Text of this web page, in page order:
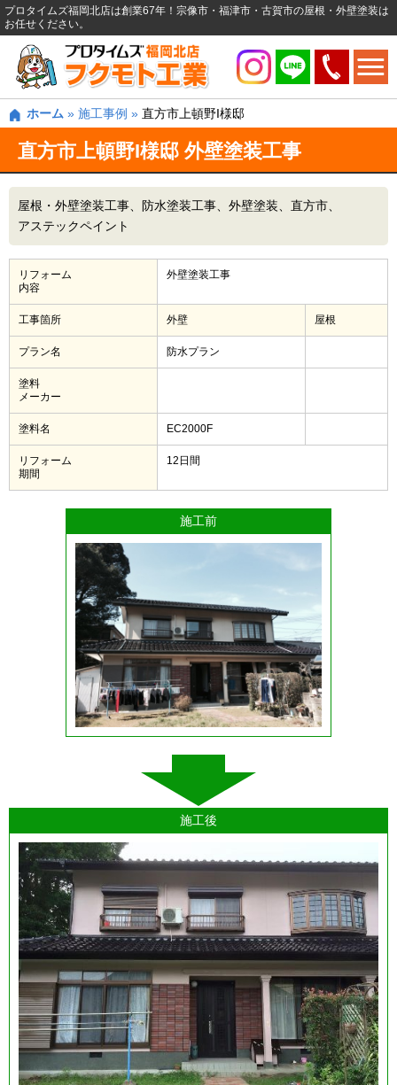
プロタイムズ福岡北店は創業67年！宗像市・福津市・古賀市の屋根・外壁塗装は
お任せください。
ホーム » 施工事例 » 直方市上頓野I様邸
直方市上頓野I様邸 外壁塗装工事
屋根・外壁塗装工事 防水塗装工事 外壁塗装
直方市
アステックペイント
リフォーム
内容
外壁塗装工事
工事箇所 外壁 屋根
プラン名 防水プラン
塗料
メーカー
塗料名 EC2000F
リフォーム
期間
12日間
施工前
施工後